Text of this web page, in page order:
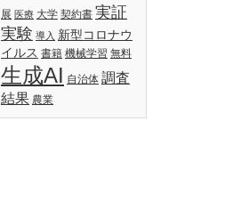
展 医療 大学 契約書 実証
実験 導入 新型コロナウ
イルス 書籍 機械学習 無料
生成AI 自治体 調査
結果 農業